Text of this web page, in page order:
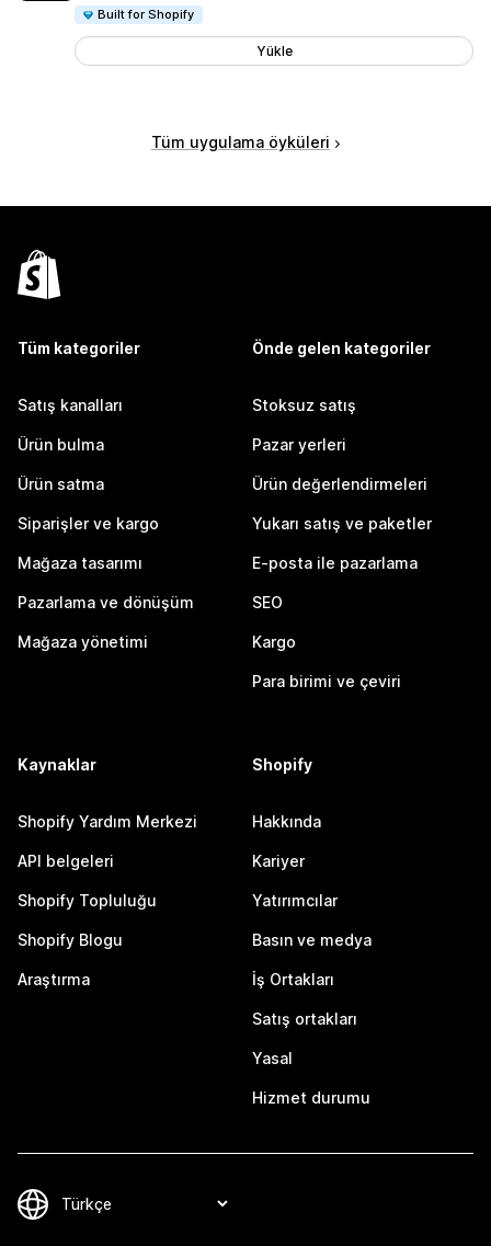
Built for Shopify
Yükle
Tüm uygulama öyküleri
Tüm kategoriler
Satış kanalları
Ürün bulma
Ürün satma
Siparişler ve kargo
Mağaza tasarımı
Pazarlama ve dönüşüm
Mağaza yönetimi
Önde gelen kategoriler
Stoksuz satış
Pazar yerleri
Ürün değerlendirmeleri
Yukarı satış ve paketler
E-posta ile pazarlama
SEO
Kargo
Para birimi ve çeviri
Kaynaklar
Shopify Yardım Merkezi
API belgeleri
Shopify Topluluğu
Shopify Blogu
Araştırma
Shopify
Hakkında
Kariyer
Yatırımcılar
Basın ve medya
İş Ortakları
Satış ortakları
Yasal
Hizmet durumu